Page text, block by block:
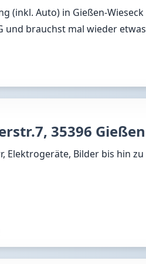
(inkl. Auto) in Gießen-Wieseck
und brauchst mal wieder etwas
35396 Gießen
Elektrogeräte, Bilder bis hin zu